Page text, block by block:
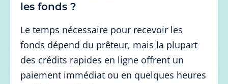
les fonds ?
Le temps nécessaire pour recevoir les
fonds dépend du prêteur, mais la plupart
des crédits rapides en ligne offrent un
paiement immédiat ou en quelques heures